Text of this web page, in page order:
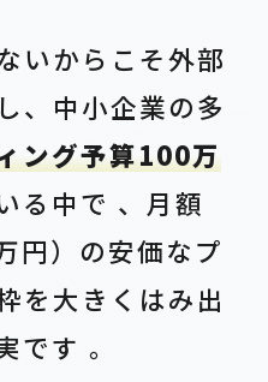
いからこそ外部
、中小企業の多
ング予算100万
る中で 、月額
円）の安価なプ
を大きくはみ出
です 。